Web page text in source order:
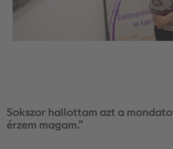
Sokszor hallottam azt a
érzem magam.”